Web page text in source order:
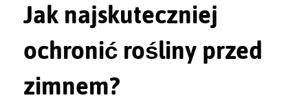
Jak najskuteczniej
ochronić rośliny przed
zimnem?